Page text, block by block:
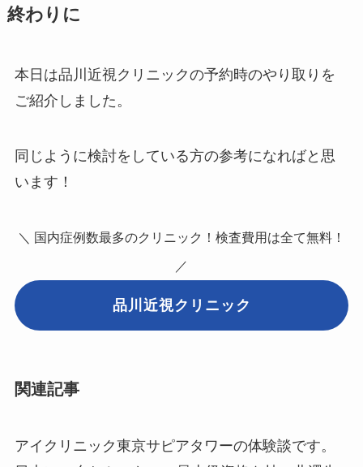
終わりに
本日は品川近視クリニックの予約時のやり取りを
ご紹介しました。
同じように検討をしている方の参考になればと思
います！
＼ 国内症例数最多のクリニック！検査費用は全て無料！
／
品川近視クリニック
関連記事
アイクリニック東京サピアタワーの体験談です。